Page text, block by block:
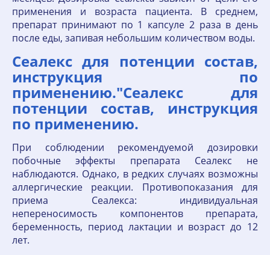
применения и возраста пациента. В среднем,
препарат принимают по 1 капсуле 2 раза в день
после еды, запивая небольшим количеством воды.
Сеалекс для потенции состав,
инструкция по
применению."Сеалекс для
потенции состав, инструкция
по применению.
При соблюдении рекомендуемой дозировки
побочные эффекты препарата Сеалекс не
наблюдаются. Однако, в редких случаях возможны
аллергические реакции. Противопоказания для
приема Сеалекса: индивидуальная
непереносимость компонентов препарата,
беременность, период лактации и возраст до 12
лет.